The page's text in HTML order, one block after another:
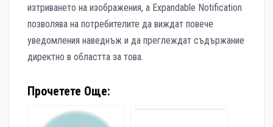
изтриването на изображения, а Expandable Notification
позволява на потребителите да виждат повече
уведомления наведнъж и да преглеждат съдържание
директно в областта за това.
Прочетете Още: